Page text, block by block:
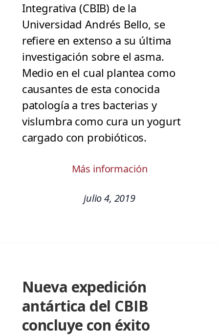
Integrativa (CBIB) de la
Universidad Andrés Bello, se
refiere en extenso a su última
investigación sobre el asma.
Medio en el cual plantea como
causantes de esta conocida
patología a tres bacterias y
vislumbra como cura un yogurt
cargado con probióticos.
Más información
julio 4, 2019
Nueva expedición
antártica del CBIB
concluye con éxito